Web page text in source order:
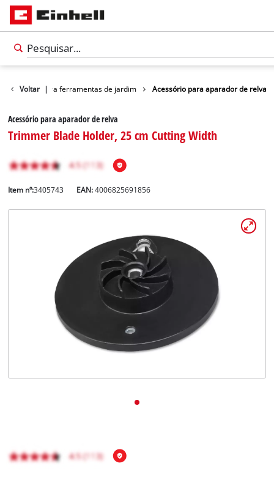
Voltar |
Acessórios para ferramentas de jardim Acessório para aparador de relva
Acessório para aparador de relva
Trimmer Blade Holder, 25 cm Cutting Width
Item nº:3405743 EAN:4006825691856